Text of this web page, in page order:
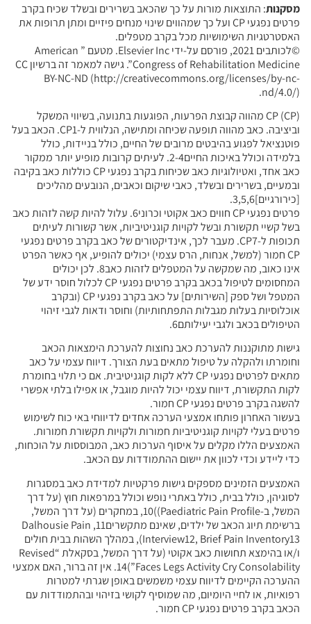
מסקנות: התוצאות מורות על כך שהכאב בשרירים ובשלד שכיח בקרב
פרטים נפגעי CP ועל כך שמהווים שינוי מנחים פיזיים ומתן תרופות את
האסטרטגיות השימושיות מכל בקרב מטפלים.
©לכותבים 2021, פורסם על-ידי Elsevier Inc. מטעם ” American
Congress of Rehabilitation Medicine”. גישה למאמר זה ברשיון CC
BY-NC-ND (http://creativecommons.org/licenses/by-nc-
nd/4.0/).
CP (CP) מהווה קבוצת הפרעות, הפוגעות בתנועה, בשיווי המשקל
וביציבה. כאב מהווה תופעה שכיחה ומתישה, הנלווית ל-CP1. הכאב בעל
פוטנציאל לפגוע בהיבטים מרובים של החיים, כולל בניידות, כולל
בלמידה וכולל באיכות החיים2-4. לעיתים קרובות מופיע יותר ממקור
כאב אחד, ואטיולוגיות כאב שכיחות בקרב נפגעי CP כוללות כאב בקיבה
ובמעיים, בשרירים ובשלד, כאבי שיקום וכאבים, הנובעים מהליכים
[כירורגיים]3,5,6.
פרטים נפגעי CP חווים כאב אקוטי וכרוני6. עלול להיות קשה לזהות כאב
בשל קשיי תקשורת ובשל לקויות קוגניטיביות, אשר קשורות לעיתים
תכופות ל-CP7. מעבר לכך, אינדיקטורים של כאב בקרב פרטים נפגעי
CP חמור (למשל, אנחות, הרס עצמי) יכולים להופיע, אף כאשר הפרט
אינו כאוב, מה שמקשה על המטפלים לזהות כאב8. לכן יכולים
המחסומים לטיפול בכאב בקרב פרטים נפגעי CP לכלול חוסר ידע של
המטפל ושל ספק [השירותים] על כאב בקרב נפגעי CP (ובקרב
אוכלוסיות בעלות מגבלות התפתחותיות) וחוסר ודאות לגבי זיהוי
הטיפולים בכאב ולגבי יעילותם6.
גישות מתוקננות להערכת כאב נחוצות להערכת הימצאות הכאב
וחומרתו ולהקלה על טיפול מתאים בעת הצורך. דיווח עצמי על כאב
מתאים לפרטים נפגעי CP ללא לקות קוגניטיבית. אם כי תלוי בחומרת
לקות התקשורת, דיווח עצמי יכול להיות מוגבל, או אפילו בלתי אפשרי
להשגה בקרב פרטים נפגעי CP חמור.
בעשור האחרון פותחו אמצעי הערכה אחדים לדיווחי באי כוח לשימוש
פרטים בעלי לקויות קוגניטיביות חמורות ולקויות תקשורת חמורות.
האמצעים הללו מקלים על איסוף הערכות כאב, המבוססות על הוכחות,
כדי ליידע וכדי לכוון את יישום ההתמודדות עם הכאב.
האמצעים הזמינים מספקים גישות פרקטיות למדידת כאב במסגרות
לסוגיהן, כולל בבית, כולל באתרי נופש וכולל במרפאות חוץ (על דרך
המשל, ב-Paediatric Pain Profile))10, במחקרים (על דרך המשל,
ברשימת תיוג הכאב של ילדים, שאינם מתקשרים11, Dalhousie Pain
Interview12, Brief Pain Inventory13), במהלך השהות בבית חולים
ו/או בהימצא תחושות כאב אקוטי (על דרך המשל, בסקאלת “Revised
Faces Legs Activity Cry Consolability”)14. אין זה ברור, האם אמצעי
ההערכה הקיימים לדיווח עצמי משמשים באופן שגרתי למטרות
רפואיות, או לחיי היומיום, מה שמוסיף לקושי בזיהוי ובהתמודדות עם
הכאב בקרב פרטים נפגעי CP חמור.